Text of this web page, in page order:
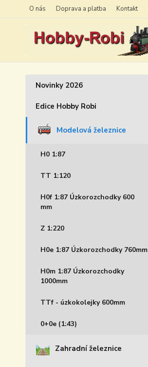
O nás Doprava a platba Kontakt
Novinky 2026
Edice Hobby Robi
Modelová železnice
H0 1:87
TT 1:120
H0f 1:87 Úzkorozchodky 600
mm
Z 1:220
H0e 1:87 Úzkorozchodky 760mm
H0m 1:87 Úzkorozchodky
1000mm
TTf - úzkokolejky 600mm
0+0e (1:43)
Zahradní železnice